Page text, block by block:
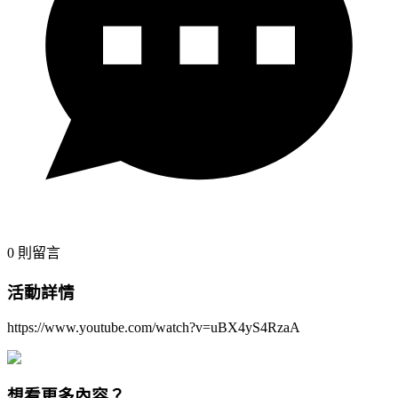
0 則留言
活動詳情
https://www.youtube.com/watch?v=uBX4yS4RzaA